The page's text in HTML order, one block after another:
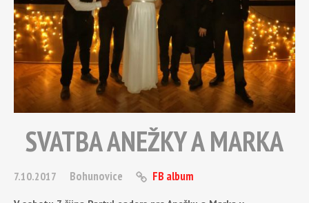
SVATBA ANEŽKY A MARKA
7.10.2017 Bohunovice FB album